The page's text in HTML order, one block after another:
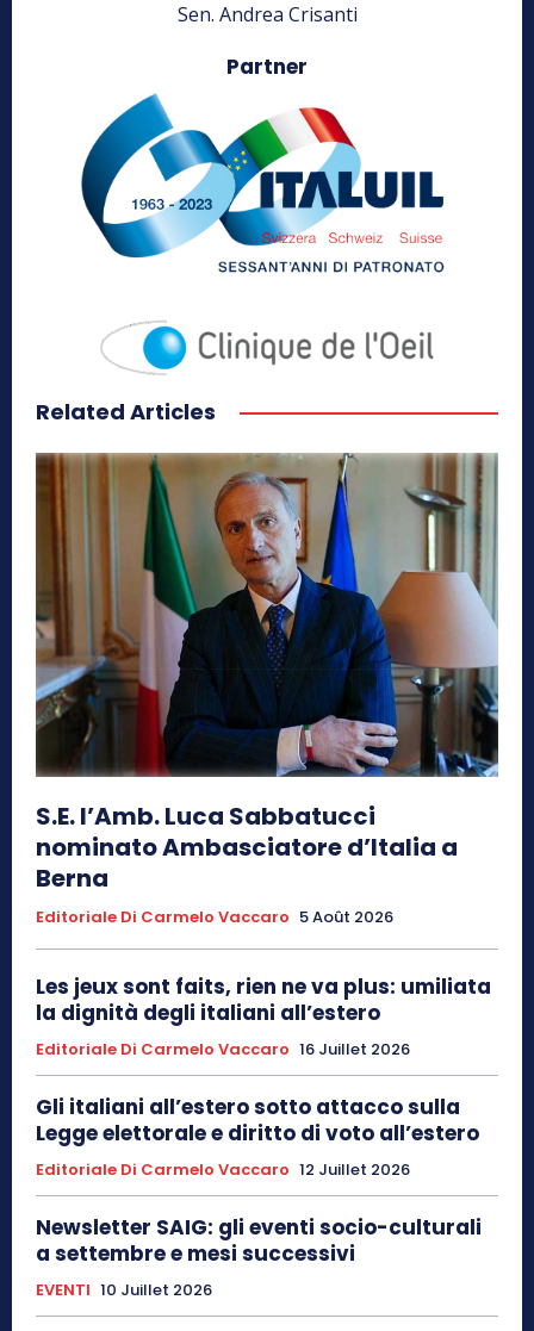
Sen. Andrea Crisanti
Partner
Related Articles
S.E. l’Amb. Luca Sabbatucci
nominato Ambasciatore d’Italia a
Berna
Editoriale Di Carmelo Vaccaro 5 Août 2026
Les jeux sont faits, rien ne va plus: umiliata
la dignità degli italiani all’estero
Editoriale Di Carmelo Vaccaro 16 Juillet 2026
Gli italiani all’estero sotto attacco sulla
Legge elettorale e diritto di voto all’estero
Editoriale Di Carmelo Vaccaro 12 Juillet 2026
Newsletter SAIG: gli eventi socio-culturali
a settembre e mesi successivi
EVENTI 10 Juillet 2026